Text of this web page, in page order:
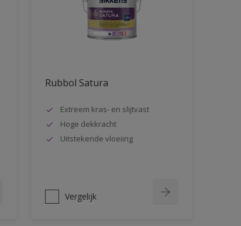
Rubbol Satura
Extreem kras- en slijtvast
Hoge dekkracht
Uitstekende vloeiing
Vergelijk